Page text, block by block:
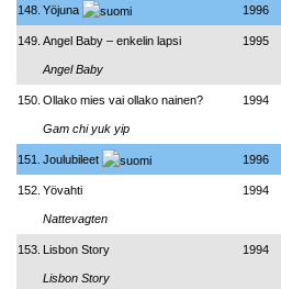
148. Yöjuna 1996
149. Angel Baby – enkelin lapsi
Angel Baby
1995
150. Ollako mies vai ollako nainen?
Gam chi yuk yip
1994
151. Joulubileet 1996
152. Yövahti
Nattevagten
1994
153. Lisbon Story
Lisbon Story
1994